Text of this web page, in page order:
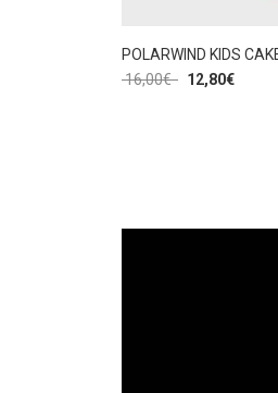
POLARWIND KIDS
16,00€ 12,80€